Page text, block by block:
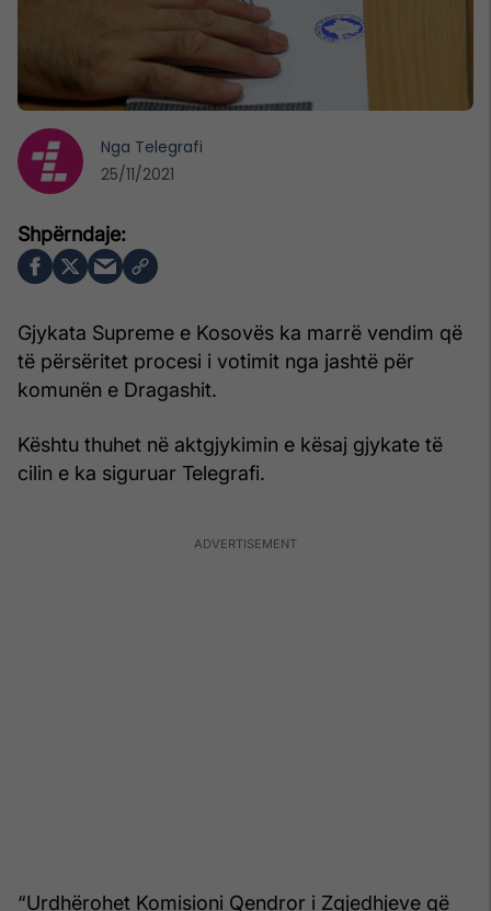
Gjykata Supreme e Kosovës ka marrë vendim që
të përsëritet procesi i votimit nga jashtë për
komunën e Dragashit.
Kështu thuhet në aktgjykimin e kësaj gjykate të
cilin e ka siguruar Telegrafi.
“Urdhërohet Komisioni Qendror i Zgjedhjeve që
Nga Telegrafi
25/11/2021